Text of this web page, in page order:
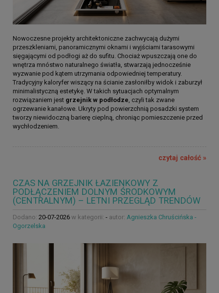
Nowoczesne projekty architektoniczne zachwycają dużymi
przeszkleniami, panoramicznymi oknami i wyjściami tarasowymi
sięgającymi od podłogi aż do sufitu. Chociaż wpuszczają one do
wnętrza mnóstwo naturalnego światła, stwarzają jednocześnie
wyzwanie pod kątem utrzymania odpowiedniej temperatury.
Tradycyjny kaloryfer wiszący na ścianie zasłoniłby widok i zaburzył
minimalistyczną estetykę. W takich sytuacjach optymalnym
rozwiązaniem jest grzejnik w podłodze , czyli tak zwane
ogrzewanie kanałowe. Ukryty pod powierzchnią posadzki system
tworzy niewidoczną barierę cieplną, chroniąc pomieszczenie przed
wychłodzeniem.
czytaj całość »
CZAS NA GRZEJNIK ŁAZIENKOWY Z
PODŁĄCZENIEM DOLNYM ŚRODKOWYM
(CENTRALNYM) – LETNI PRZEGLĄD TRENDÓW
Dodano: 20-07-2026 w kategorii: - autor: Agnieszka Chruścińska -
Ogorzelska